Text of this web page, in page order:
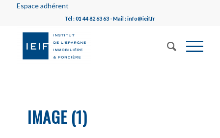
Espace adhérent
Tél : 01 44 82 63 63 - Mail : info@ieif.fr
IMAGE (1)